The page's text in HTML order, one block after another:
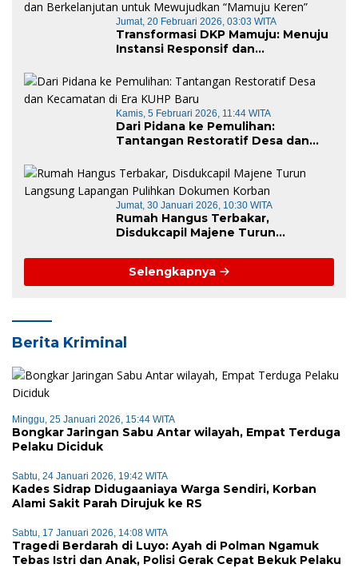
Jumat, 20 Februari 2026, 03:03 WITA
Transformasi DKP Mamuju: Menuju
Instansi Responsif dan
“Mamuju Keren”
Kamis, 5 Februari 2026, 11:44 WITA
Dari Pidana ke Pemulihan:
Tantangan Restoratif Desa dan
Jumat, 30 Januari 2026, 10:30 WITA
Rumah Hangus Terbakar,
Disdukcapil Majene Turun
Dokumen Korban
Selengkapnya
Berita Kriminal
Minggu, 25 Januari 2026, 15:44 WITA
Bongkar Jaringan Sabu Antar wilayah, Empat Terduga
Pelaku Diciduk
Sabtu, 24 Januari 2026, 19:42 WITA
Kades Sidrap Didugaaniaya Warga Sendiri, Korban
Alami Sakit Parah Dirujuk ke RS
Sabtu, 17 Januari 2026, 14:08 WITA
Tragedi Berdarah di Luyo: Ayah di Polman Ngamuk
Tebas Istri dan Anak, Polisi Gerak Cepat Bekuk Pelaku